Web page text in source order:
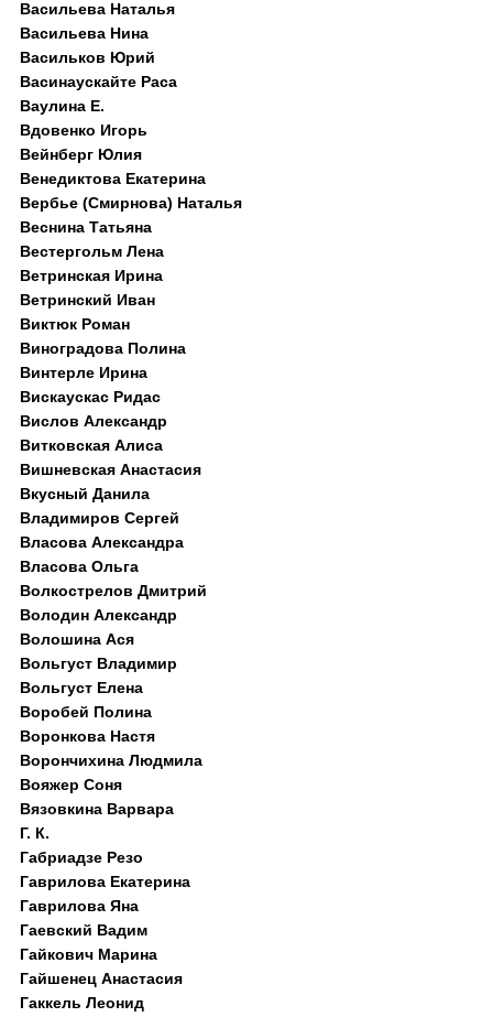
Васильева Наталья
Васильева Нина
Васильков Юрий
Васинаускайте Раса
Ваулина Е.
Вдовенко Игорь
Вейнберг Юлия
Венедиктова Екатерина
Вербье (Смирнова) Наталья
Веснина Татьяна
Вестергольм Лена
Ветринская Ирина
Ветринский Иван
Виктюк Роман
Виноградова Полина
Винтерле Ирина
Вискаускас Ридас
Вислов Александр
Витковская Алиса
Вишневская Анастасия
Вкусный Данила
Владимиров Сергей
Власова Александра
Власова Ольга
Волкострелов Дмитрий
Володин Александр
Волошина Ася
Вольгуст Владимир
Вольгуст Елена
Воробей Полина
Воронкова Настя
Ворончихина Людмила
Вояжер Соня
Вязовкина Варвара
Г. К.
Габриадзе Резо
Гаврилова Екатерина
Гаврилова Яна
Гаевский Вадим
Гайкович Марина
Гайшенец Анастасия
Гаккель Леонид